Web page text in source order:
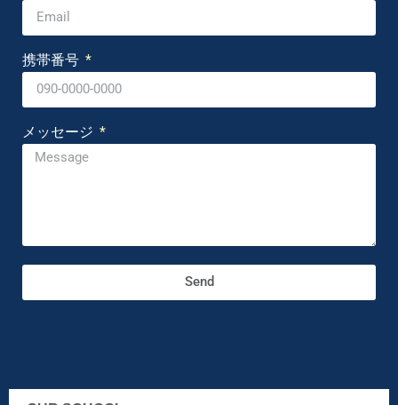
携帯番号
メッセージ
Send